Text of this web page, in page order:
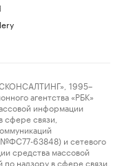
1995–
агентства «РБК»
информации
сфере связи,
63848) и сетевого
средства массовой
надзору в сфере связи,